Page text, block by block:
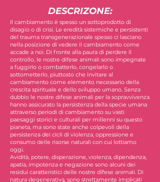
DESCRIZONE:
Il cambiamento è spesso un sottoprodotto di
disagio o di crisi. Le eredità sistemiche e persistenti
del trauma transgenerazionale spesso ci lasciano
nella posizione di vedere il cambiamento come
accade a noi. Di fronte alla paura di perdere il
controllo, le nostre difese animali sono impegnate
a fuggirlo o combatterlo, congelarlo o
sottometterlo, piuttosto che invitare al
cambiamento come elemento necessario della
crescita spirituale e dello sviluppo umano. Senza
dubbio le nostre difese animali per la sopravvivenza
hanno assicurato la persistenza della specie umana
attraverso periodi di cambiamento su vasti
paesaggi storici e culturali per millenni su questo
pianeta, ma sono state anche colpevoli della
persistenza dei cicli di violenza, oppressione e
consumo delle risorse naturali con cui lottiamo
oggi.
Avidità, potere, disperazione, violenza, dipendenza,
apatia, impotenza e negazione sono alcuni dei
residui caratteristici delle nostre difese animali. Di
natura degenerativa, sono strettamente implicati